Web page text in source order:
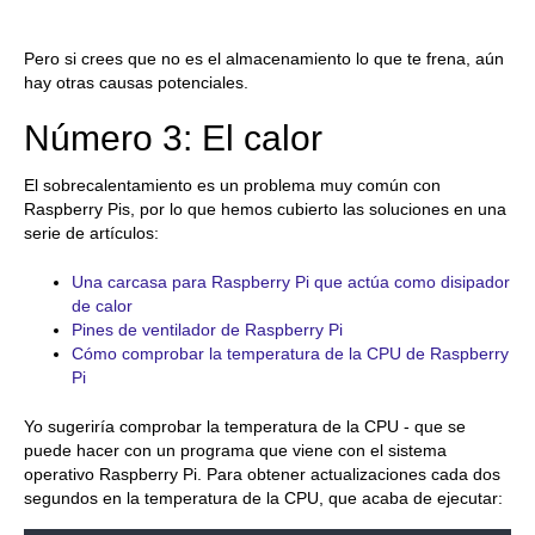
Pero si crees que no es el almacenamiento lo que te frena, aún
hay otras causas potenciales.
Número 3: El calor
El sobrecalentamiento es un problema muy común con
Raspberry Pis, por lo que hemos cubierto las soluciones en una
serie de artículos:
Una carcasa para Raspberry Pi que actúa como disipador
de calor
Pines de ventilador de Raspberry Pi
Cómo comprobar la temperatura de la CPU de Raspberry
Pi
Yo sugeriría comprobar la temperatura de la CPU - que se
puede hacer con un programa que viene con el sistema
operativo Raspberry Pi. Para obtener actualizaciones cada dos
segundos en la temperatura de la CPU, que acaba de ejecutar: